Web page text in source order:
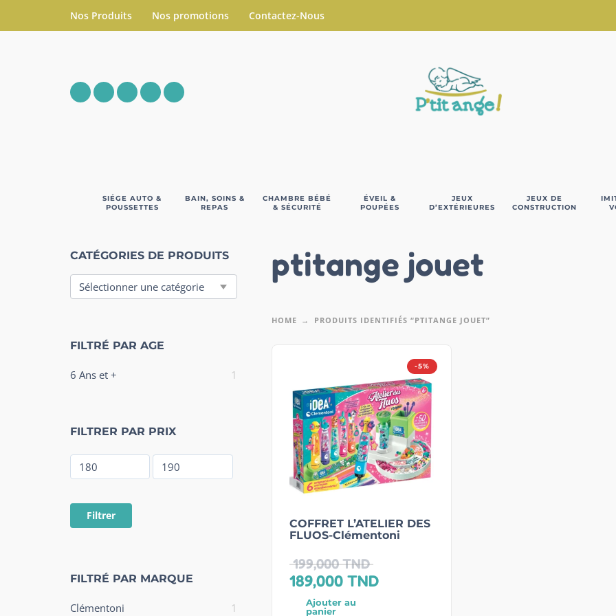
Nos Produits Nos promotions Contactez-Nous
SIÉGE AUTO &
POUSSETTES
BAIN, SOINS &
REPAS
CHAMBRE BÉBÉ
& SÉCURITÉ
ÉVEIL &
POUPÉES
JEUX
D’EXTÉRIEURES
JEUX DE
CONSTRUCTION
CATÉGORIES DE PRODUITS
FILTRÉ PAR AGE
6 Ans et + 1
FILTRER PAR PRIX
Filtrer
FILTRÉ PAR MARQUE
Clémentoni 1
ptitange jouet
HOME PRODUITS IDENTIFIÉS “PTITANGE JOUET”
-5%
COFFRET L’ATELIER DES
FLUOS-Clémentoni
199,000TND
189,000 TND
Ajouter au
panier